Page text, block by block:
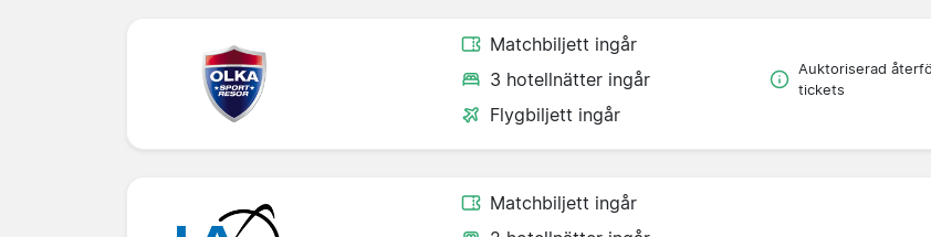
Matchbiljett ingår
3 hotellnätter ingår
Flygbiljett ingår
Auktoriserad
tickets
Matchbiljett ingår